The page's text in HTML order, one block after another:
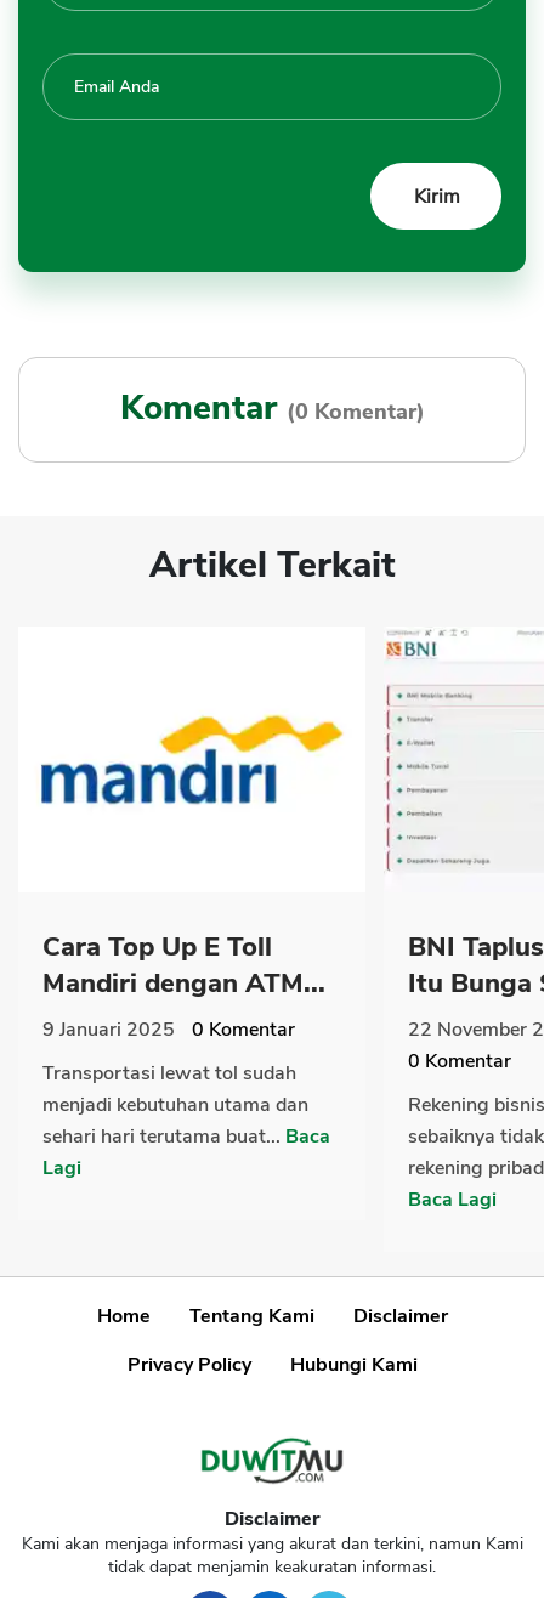
Komentar (0 Komentar)
Artikel Terkait
Cara Top Up E Toll
Mandiri dengan ATM...
9 Januari 2025 0 Komentar
Transportasi lewat tol sudah
menjadi kebutuhan utama dan
sehari hari terutama buat... Baca
Lagi
BNI
Itu Bunga
22 November
0 Komentar
Rekening
sebaiknya
rekening
Baca Lagi
Home Tentang Kami
Disclaimer
Privacy Policy
Hubungi Kami
Disclaimer
Kami akan menjaga informasi yang akurat dan terkini, namun Kami
tidak dapat menjamin keakuratan informasi.